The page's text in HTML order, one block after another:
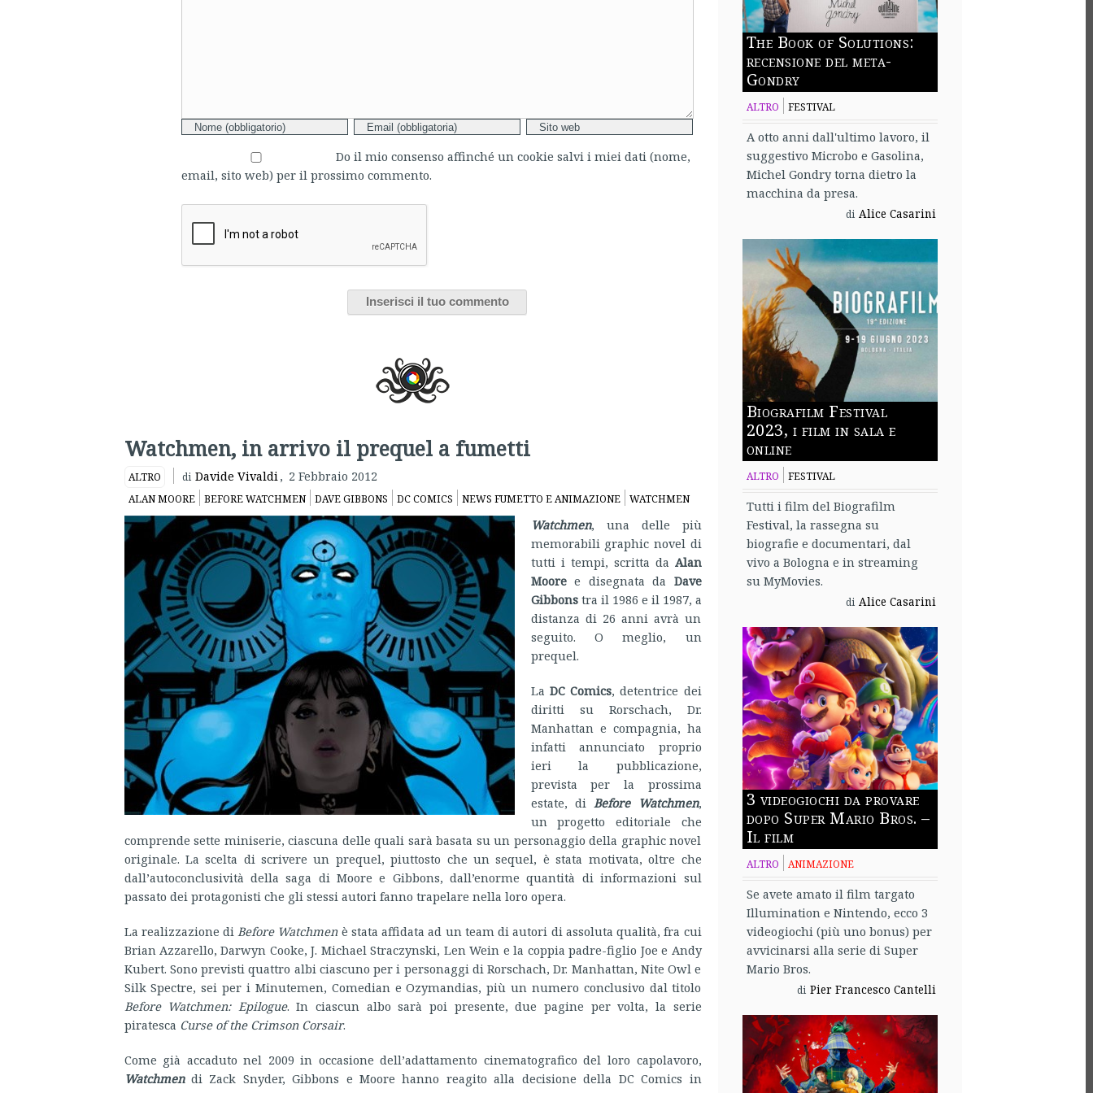
Do il mio consenso affinché un cookie salvi i miei dati (nome,
email, sito web) per il prossimo commento.
Watchmen, in arrivo il prequel a fumetti
ALTRO di Davide Vivaldi , 2 Febbraio 2012
ALAN MOORE BEFORE WATCHMEN DAVE GIBBONS DC COMICS NEWS FUMETTO E ANIMAZIONE WATCHMEN
Watchmen, una delle più
memorabili graphic novel di
tutti i tempi, scritta da Alan
Mooree disegnata da Dave
Gibbonstra il 1986 e il 1987, a
distanza di 26 anni avrà un
seguito. O meglio, un
prequel.
La DC Comics, detentrice dei
diritti su Rorschach, Dr.
Manhattan e compagnia, ha
infatti annunciato proprio
ieri la pubblicazione,
prevista per la prossima
estate, di Before Watchmen,
un progetto editoriale che
comprende sette miniserie, ciascuna delle quali sarà basata su un personaggio della graphic novel
originale. La scelta di scrivere un prequel, piuttosto che un sequel, è stata motivata, oltre che
dall’autoconclusività della saga di Moore e Gibbons, dall’enorme quantità di informazioni sul
passato dei protagonisti che gli stessi autori fanno trapelare nella loro opera.
La realizzazione di Before Watchmenè stata affidata ad un team di autori di assoluta qualità, fra cui
Brian Azzarello, Darwyn Cooke, J. Michael Straczynski, Len Wein e la coppia padre-figlio Joe e Andy
Kubert. Sono previsti quattro albi ciascuno per i personaggi di Rorschach, Dr. Manhattan, Nite Owl e
Silk Spectre, sei per i Minutemen, Comedian e Ozymandias, più un numero conclusivo dal titolo
Before Watchmen: Epilogue. In ciascun albo sarà poi presente, due pagine per volta, la serie
piratesca Curse of the Crimson Corsair.
Come già accaduto nel 2009 in occasione dell’adattamento cinematografico del loro capolavoro,
Watchmendi Zack Snyder, Gibbons e Moore hanno reagito alla decisione della DC Comics in
The Book of Solutions:
recensione del meta-
Gondry
ALTRO FESTIVAL
A otto anni dall'ultimo lavoro, il
suggestivo Microbo e Gasolina,
Michel Gondry torna dietro la
macchina da presa.
di Alice Casarini
Biografilm Festival
2023, i film in sala e
online
ALTRO FESTIVAL
Tutti i film del Biografilm
Festival, la rassegna su
biografie e documentari, dal
vivo a Bologna e in streaming
su MyMovies.
di Alice Casarini
3 videogiochi da provare
dopo Super Mario Bros. –
Il film
ALTRO ANIMAZIONE
Se avete amato il film targato
Illumination e Nintendo, ecco 3
videogiochi (più uno bonus) per
avvicinarsi alla serie di Super
Mario Bros.
di Pier Francesco Cantelli